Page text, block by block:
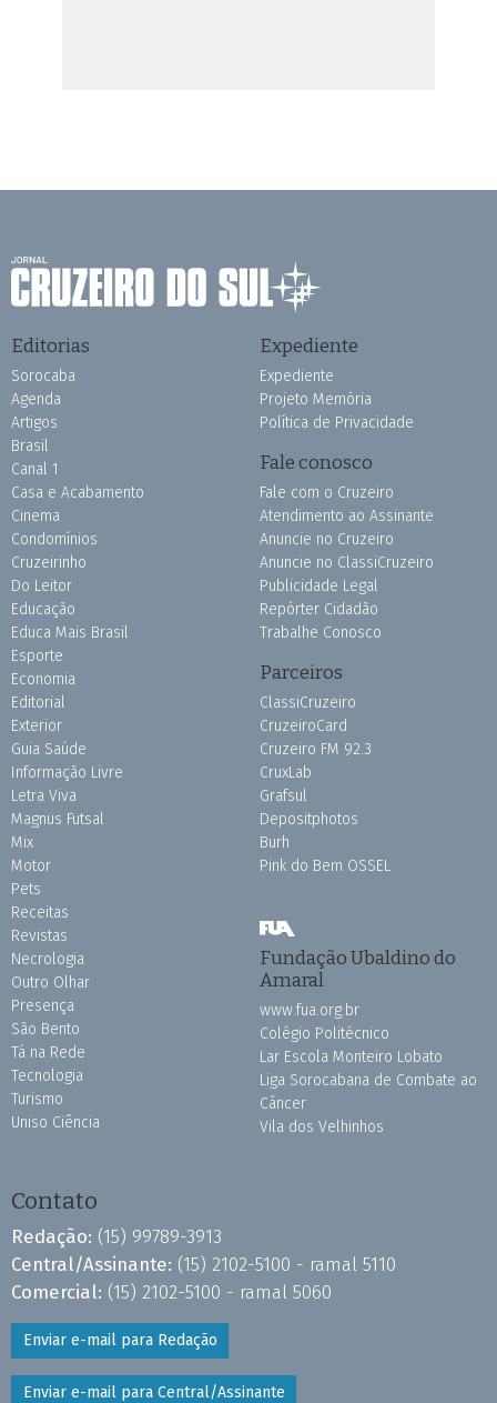
Editorias
Sorocaba
Agenda
Artigos
Brasil
Canal 1
Casa e Acabamento
Cinema
Condomínios
Cruzeirinho
Do Leitor
Educação
Educa Mais Brasil
Esporte
Economia
Editorial
Exterior
Guia Saúde
Informação Livre
Letra Viva
Magnus Futsal
Mix
Motor
Pets
Receitas
Revistas
Necrologia
Outro Olhar
Presença
São Bento
Tá na Rede
Tecnologia
Turismo
Uniso Ciência
Expediente
Expediente
Projeto Memória
Política de Privacidade
Fale conosco
Fale com o Cruzeiro
Atendimento ao Assinante
Anuncie no Cruzeiro
Anuncie no ClassiCruzeiro
Publicidade Legal
Repórter Cidadão
Trabalhe Conosco
Parceiros
ClassiCruzeiro
CruzeiroCard
Cruzeiro FM 92.3
CruxLab
Grafsul
Depositphotos
Burh
Pink do Bem OSSEL
Fundação Ubaldino do
Amaral
www.fua.org.br
Colégio Politécnico
Lar Escola Monteiro Lobato
Liga Sorocabana de Combate ao
Câncer
Vila dos Velhinhos
Contato
Redação: (15) 99789-3913
Central/Assinante: (15) 2102-5100 - ramal 5110
Comercial: (15) 2102-5100 - ramal 5060
Enviar e-mail para Redação
Enviar e-mail para Central/Assinante